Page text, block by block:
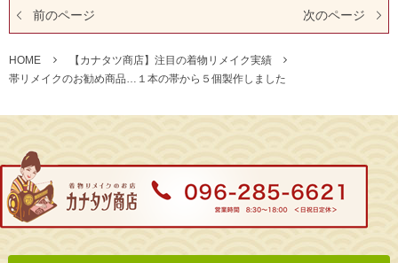
前のページ 次のページ
HOME
【カナタツ商店】注目の着物リメイク実績
帯リメイクのお勧め商品…１本の帯から５個製作しました